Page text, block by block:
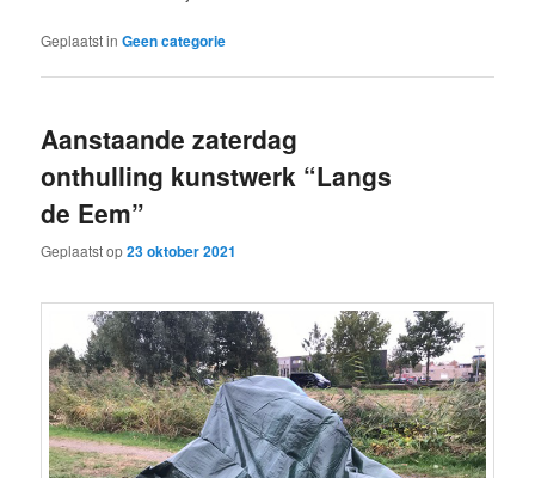
Geplaatst in Geen categorie
Aanstaande zaterdag
onthulling kunstwerk “Langs
de Eem”
Geplaatst op23 oktober 2021